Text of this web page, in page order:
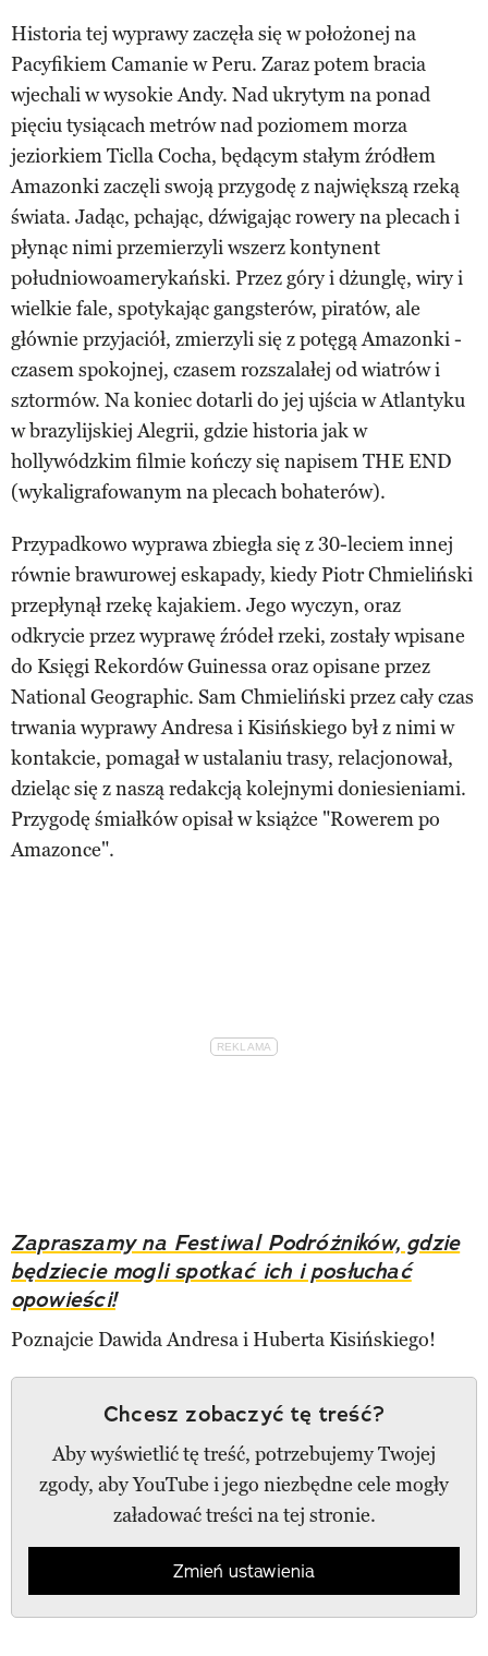
Historia tej wyprawy zaczęła się w położonej na
Pacyfikiem Camanie w Peru. Zaraz potem bracia
wjechali w wysokie Andy. Nad ukrytym na ponad
pięciu tysiącach metrów nad poziomem morza
jeziorkiem Ticlla Cocha, będącym stałym źródłem
Amazonki zaczęli swoją przygodę z największą rzeką
świata. Jadąc, pchając, dźwigając rowery na plecach i
płynąc nimi przemierzyli wszerz kontynent
południowoamerykański. Przez góry i dżunglę, wiry i
wielkie fale, spotykając gangsterów, piratów, ale
głównie przyjaciół, zmierzyli się z potęgą Amazonki -
czasem spokojnej, czasem rozszalałej od wiatrów i
sztormów. Na koniec dotarli do jej ujścia w Atlantyku
w brazylijskiej Alegrii, gdzie historia jak w
hollywódzkim filmie kończy się napisem THE END
(wykaligrafowanym na plecach bohaterów).
Przypadkowo wyprawa zbiegła się z 30-leciem innej
równie brawurowej eskapady, kiedy Piotr Chmieliński
przepłynął rzekę kajakiem. Jego wyczyn, oraz
odkrycie przez wyprawę źródeł rzeki, zostały wpisane
do Księgi Rekordów Guinessa oraz opisane przez
National Geographic. Sam Chmieliński przez cały czas
trwania wyprawy Andresa i Kisińskiego był z nimi w
kontakcie, pomagał w ustalaniu trasy, relacjonował,
dzieląc się z naszą redakcją kolejnymi doniesieniami.
Przygodę śmiałków opisał w książce "Rowerem po
Amazonce".
Zapraszamy na Festiwal Podróżników, gdzie
będziecie mogli spotkać ich i posłuchać
opowieści!
Poznajcie Dawida Andresa i Huberta Kisińskiego!
Chcesz zobaczyć tę treść?
Aby wyświetlić tę treść, potrzebujemy Twojej
zgody, aby YouTube i jego niezbędne cele mogły
załadować treści na tej stronie.
Zmień ustawienia